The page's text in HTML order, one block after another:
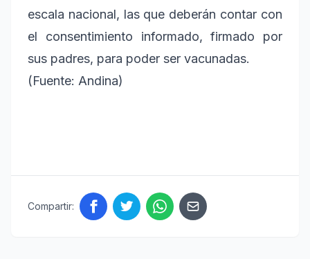
escala nacional, las que deberán contar con
el consentimiento informado, firmado por
sus padres, para poder ser vacunadas.
(Fuente: Andina)
Compartir: